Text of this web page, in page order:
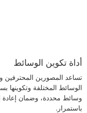
أداة تكوين الوسائط
تساعد المصورين المحترفين
الوسائط المختلفة وتكوينها
وسائط محددة، وضمان إعادة
باستمرار.